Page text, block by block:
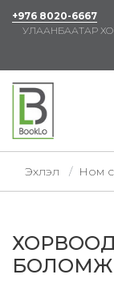
+976 8020-6667
УЛААНБААТАР
Эхлэл Ном
БОЛОМЖ